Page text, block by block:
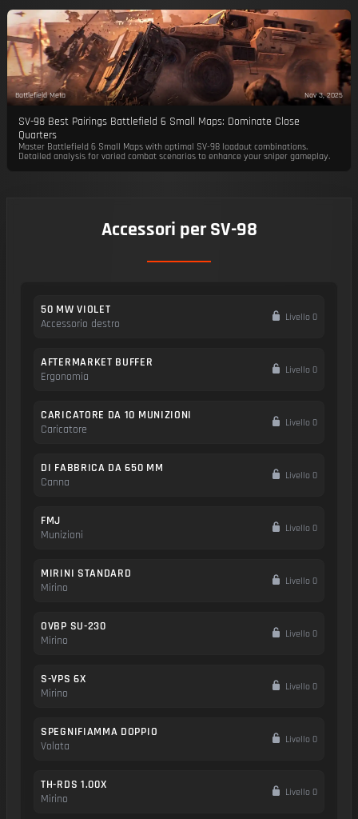
Battlefield Meta Nov 3, 2025
SV-98 Best Pairings Battlefield 6 Small Maps: Dominate Close
Quarters
Master Battlefield 6 Small Maps with optimal SV-98 loadout combinations.
Detailed analysis for varied combat scenarios to enhance your sniper gameplay.
Accessori per SV-98
50 MW VIOLET
Accessorio destro
Livello 0
AFTERMARKET BUFFER
Ergonomia
Livello 0
CARICATORE DA 10 MUNIZIONI
Caricatore
Livello 0
DI FABBRICA DA 650 MM
Canna
Livello 0
FMJ
Munizioni
Livello 0
MIRINI STANDARD
Mirino
Livello 0
OVBP SU-230
Mirino
Livello 0
S-VPS 6X
Mirino
Livello 0
SPEGNIFIAMMA DOPPIO
Volata
Livello 0
TH-RDS 1.00X
Mirino
Livello 0